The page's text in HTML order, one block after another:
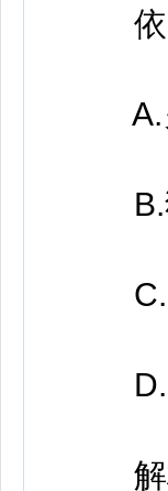
依次
A.另
B.独
C.
D.
解析